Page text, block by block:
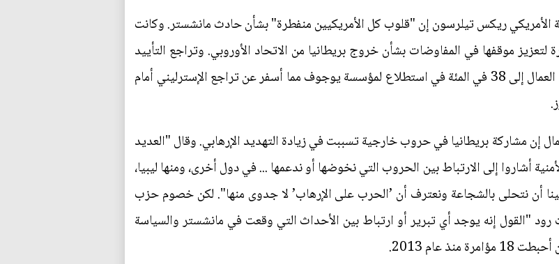
الأمريكي ريكس تيلرسون إن "قلوب كل الأمريكيين منفطرة" بشأن حادث مانشستر. وكانت
لتعزيز موقفها في المفاوضات بشأن خروج بريطانيا من الاتحاد الأوروبي. وتراجع التأييد
للمحافظين إلى 43 في المئة بينما ارتفع الدعم لحزب العمال إلى 38 في المئة في استطلاع لمؤسسة يوجوف مما أسفر عن تراجع الإسترليني أمام
مشاركة بريطانيا في حروب خارجية تسببت في زيادة التهديد الإرهابي. وقال "العديد
أشاروا إلى الارتباط بين الحروب التي نخوضها أو ندعمها ... في دول أخرى، ومنها ليبيا،
أن نتحلى بالشجاعة ونعترف أن ’الحرب على الإرهاب’ لا جدوى منها". لكن خصوم حزب
"القول إنه يوجد أي تبرير أو ارتباط بين الأحداث التي وقعت في مانشستر والسياسة
عام 2013.